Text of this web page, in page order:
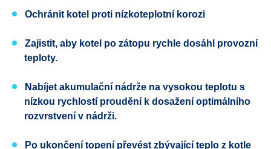
Ochránit kotel proti nízkoteplotní korozi
Zajistit, aby kotel po zátopu rychle dosáhl provozní
teploty.
Nabíjet akumulační nádrže na vysokou teplotu s
nízkou rychlostí proudění k dosažení optimálního
rozvrstvení v nádrži.
Po ukončení topení převést zbývající teplo z kotle